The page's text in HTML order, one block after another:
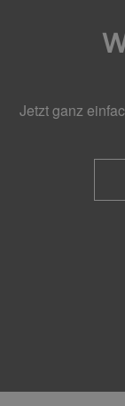
Jetzt ganz